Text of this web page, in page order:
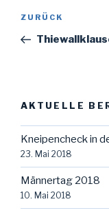
Vorheriger
Beitrag
ZURÜCK
AKTUELLE
Kneipencheck in
23. Mai 2018
Männertag 2018
10. Mai 2018